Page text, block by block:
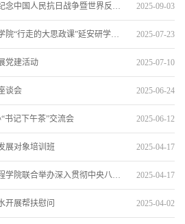
2025-09-03
2025-07-23
党建活动 2025-07-10
谈会 2025-06-24
书记下午茶”交流会 2025-06-12
展对象培训班 2025-04-17
2025-04-17
开展帮扶慰问 2025-04-02